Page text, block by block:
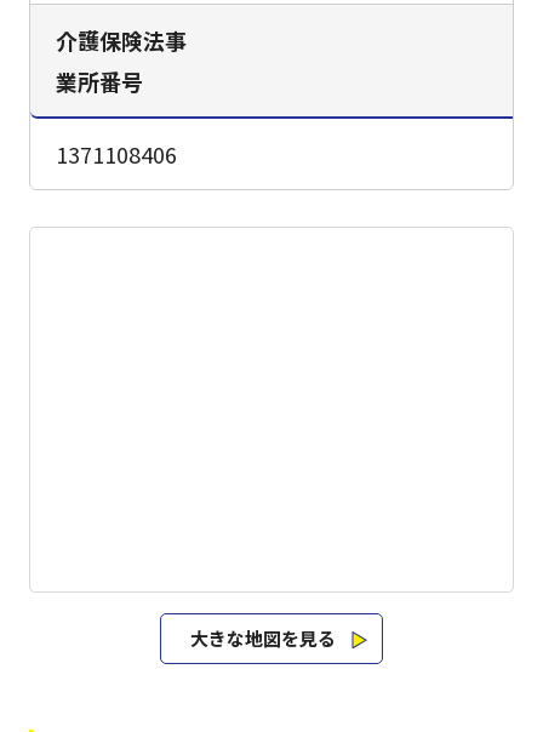
介護保険法事
業所番号
1371108406
大きな地図を見る